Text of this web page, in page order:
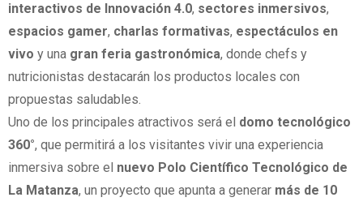
interactivos de Innovación 4.0, sectores inmersivos,
espacios gamer, charlas formativas, espectáculos en
vivo y una gran feria gastronómica, donde chefs y
nutricionistas destacarán los productos locales con
propuestas saludables.
Uno de los principales atractivos será el domo tecnológico
360°, que permitirá a los visitantes vivir una experiencia
inmersiva sobre el nuevo Polo Científico Tecnológico de
La Matanza, un proyecto que apunta a generar más de 10